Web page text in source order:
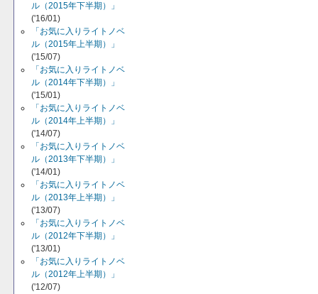
ル（2015年下半期）」
('16/01)
「お気に入りライトノベ
ル（2015年上半期）」
('15/07)
「お気に入りライトノベ
ル（2014年下半期）」
('15/01)
「お気に入りライトノベ
ル（2014年上半期）」
('14/07)
「お気に入りライトノベ
ル（2013年下半期）」
('14/01)
「お気に入りライトノベ
ル（2013年上半期）」
('13/07)
「お気に入りライトノベ
ル（2012年下半期）」
('13/01)
「お気に入りライトノベ
ル（2012年上半期）」
('12/07)